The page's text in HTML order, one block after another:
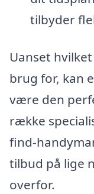
tilbyder
Uanset
brug for, kan
være den
række
find-
tilbud på lige
overfor.